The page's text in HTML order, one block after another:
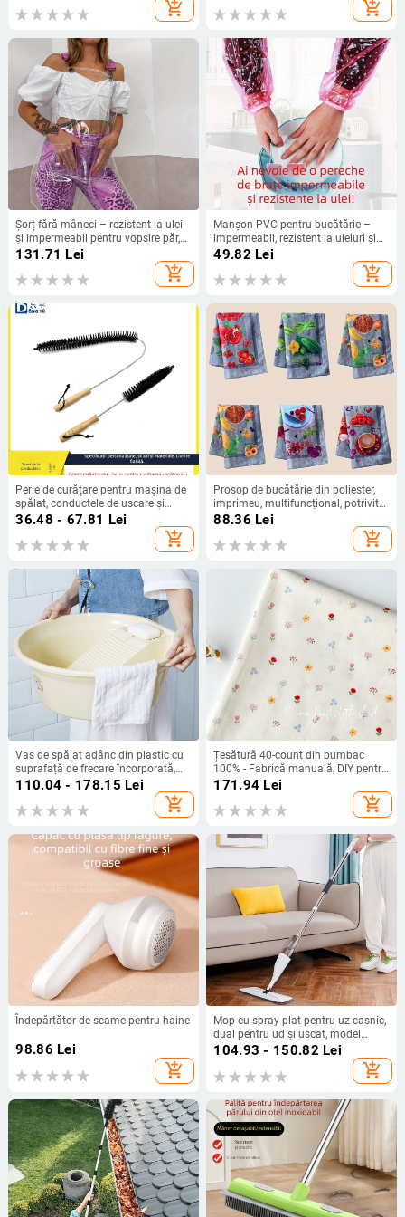
mașina de spălat
add_shopping_cart add_shopping_cart
Șorț fără mâneci – rezistent la ulei
și impermeabil pentru vopsire păr,
stil modern minimalist pentru
131.71 Lei
add_shopping_cart
Manșon PVC pentru bucătărie –
impermeabil, rezistent la uleiuri și
murdărie; model cu buline cristal;
49.82 Lei
add_shopping_cart
Perie de curățare pentru mașina de
spălat, conductele de uscare și
radiatoare — materiale: sârmă de
36.48 - 67.81 Lei
add_shopping_cart
Prosop de bucătărie din poliester,
imprimeu, multifuncțional, potrivit
pentru dulapuri, lansare vară 2021
88.36 Lei
add_shopping_cart
Vas de spălat adânc din plastic cu
suprafață de frecare încorporată,
stil vintage
110.04 - 178.15 Lei
add_shopping_cart
Țesătură 40-count din bumbac
100% - Fabrică manuală, DIY pentru
haine pentru bebeluși, accesorii
171.94 Lei
add_shopping_cart
Îndepărtător de scame pentru haine
98.86 Lei
add_shopping_cart
Mop cu spray plat pentru uz casnic,
dual pentru ud și uscat, model
durabil, instrument de măturat și
dezinfectare, fără a utiliza mâinile
104.93 - 150.82 Lei
add_shopping_cart